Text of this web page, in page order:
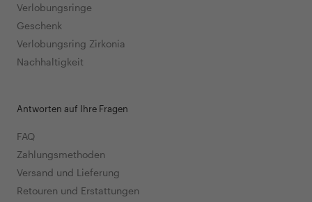
Verlobungsringe
Geschenk
Verlobungsring Zirkonia
Nachhaltigkeit
Antworten auf Ihre Fragen
FAQ
Zahlungsmethoden
Versand und Lieferung
Retouren und Erstattungen